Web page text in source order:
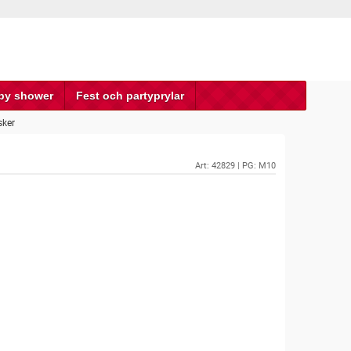
shower Fest och partyprylar
Art: 42829 | PG: M10